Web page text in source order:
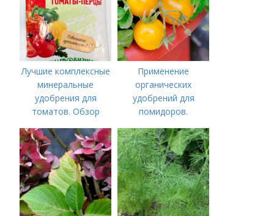
Лучшие комплексные
минеральные
удобрения для
томатов. Обзор
удобрений для
томатов: правила
внесения в почву
Применение
органических
удобрений для
помидоров.
удобрения для
томатов